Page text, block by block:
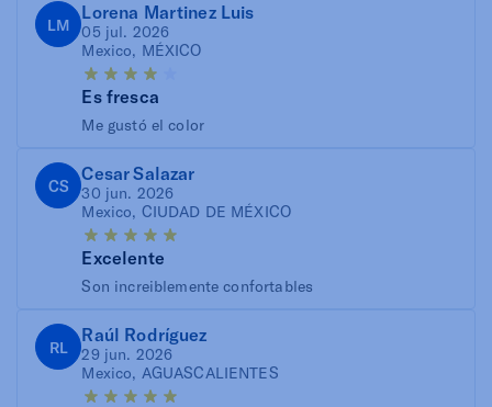
LM
Lorena Martinez Luis
05 jul. 2026
Mexico, MÉXICO
Es fresca
Me gustó el color
CS
Cesar Salazar
30 jun. 2026
Mexico, CIUDAD DE MÉXICO
Excelente
Son increiblemente confortables
RL
Raúl Rodríguez
29 jun. 2026
Mexico, AGUASCALIENTES